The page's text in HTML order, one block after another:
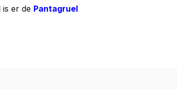
er de Pantagruel